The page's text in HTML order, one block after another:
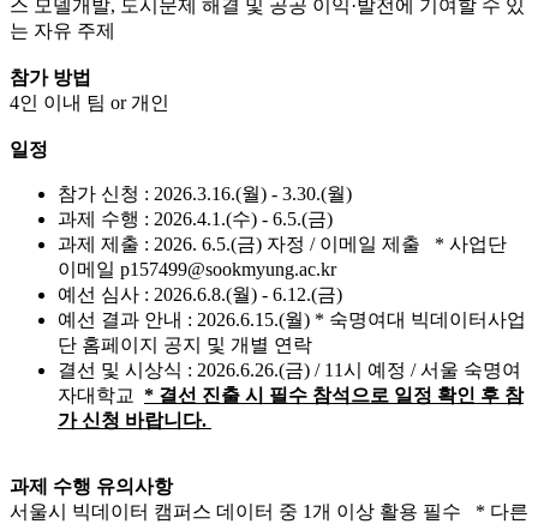
스 모델개발, 도시문제 해결 및 공공 이익·발전에 기여할 수 있
는 자유 주제
참가 방법
4인 이내 팀 or 개인
일정
참가 신청 : 2026.3.16.(월) - 3.30.(월)
과제 수행 : 2026.4.1.(수) - 6.5.(금)
과제 제출 : 2026. 6.5.(금) 자정 / 이메일 제출 * 사업단
이메일 p157499@sookmyung.ac.kr
예선 심사 : 2026.6.8.(월) - 6.12.(금)
예선 결과 안내 : 2026.6.15.(월) * 숙명여대 빅데이터사업
단 홈페이지 공지 및 개별 연락
결선 및 시상식 : 2026.6.26.(금) / 11시 예정 / 서울 숙명여
자대학교 * 결선 진출 시 필수 참석으로 일정 확인 후 참
가 신청 바랍니다.
과제 수행 유의사항
서울시 빅데이터 캠퍼스 데이터 중 1개 이상 활용 필수 * 다른